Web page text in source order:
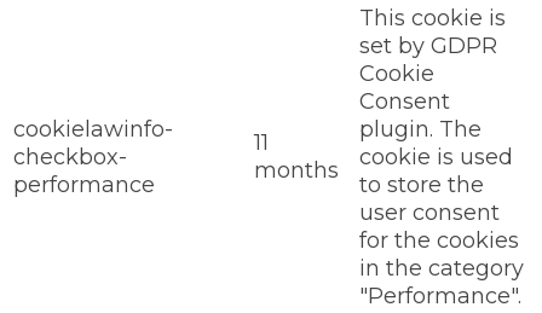
cookielawinfo-
checkbox-
performance
11
months
This cookie is
set by GDPR
Cookie
Consent
plugin. The
cookie is used
to store the
user consent
for the cookies
in the category
"Performance".